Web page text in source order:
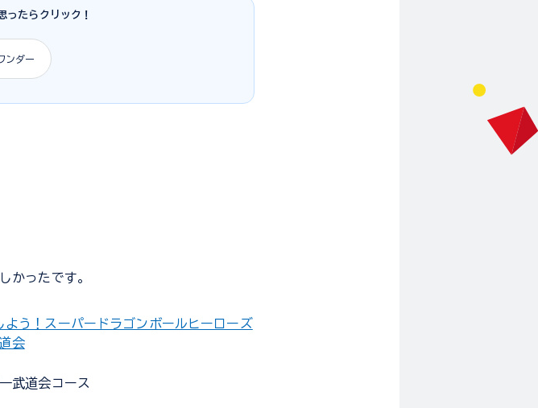
ったらクリック！
ンダー
かったです。
よう！スーパードラゴンボールヒーローズ
会
一武道会コース